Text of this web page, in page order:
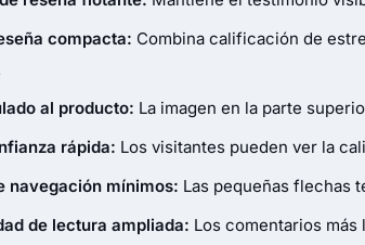
compacta: Combina calificación de
al producto: La imagen en la parte
rápida: Los visitantes pueden ver la
navegación mínimos: Las pequeñas flechas
de lectura ampliada: Los comentarios